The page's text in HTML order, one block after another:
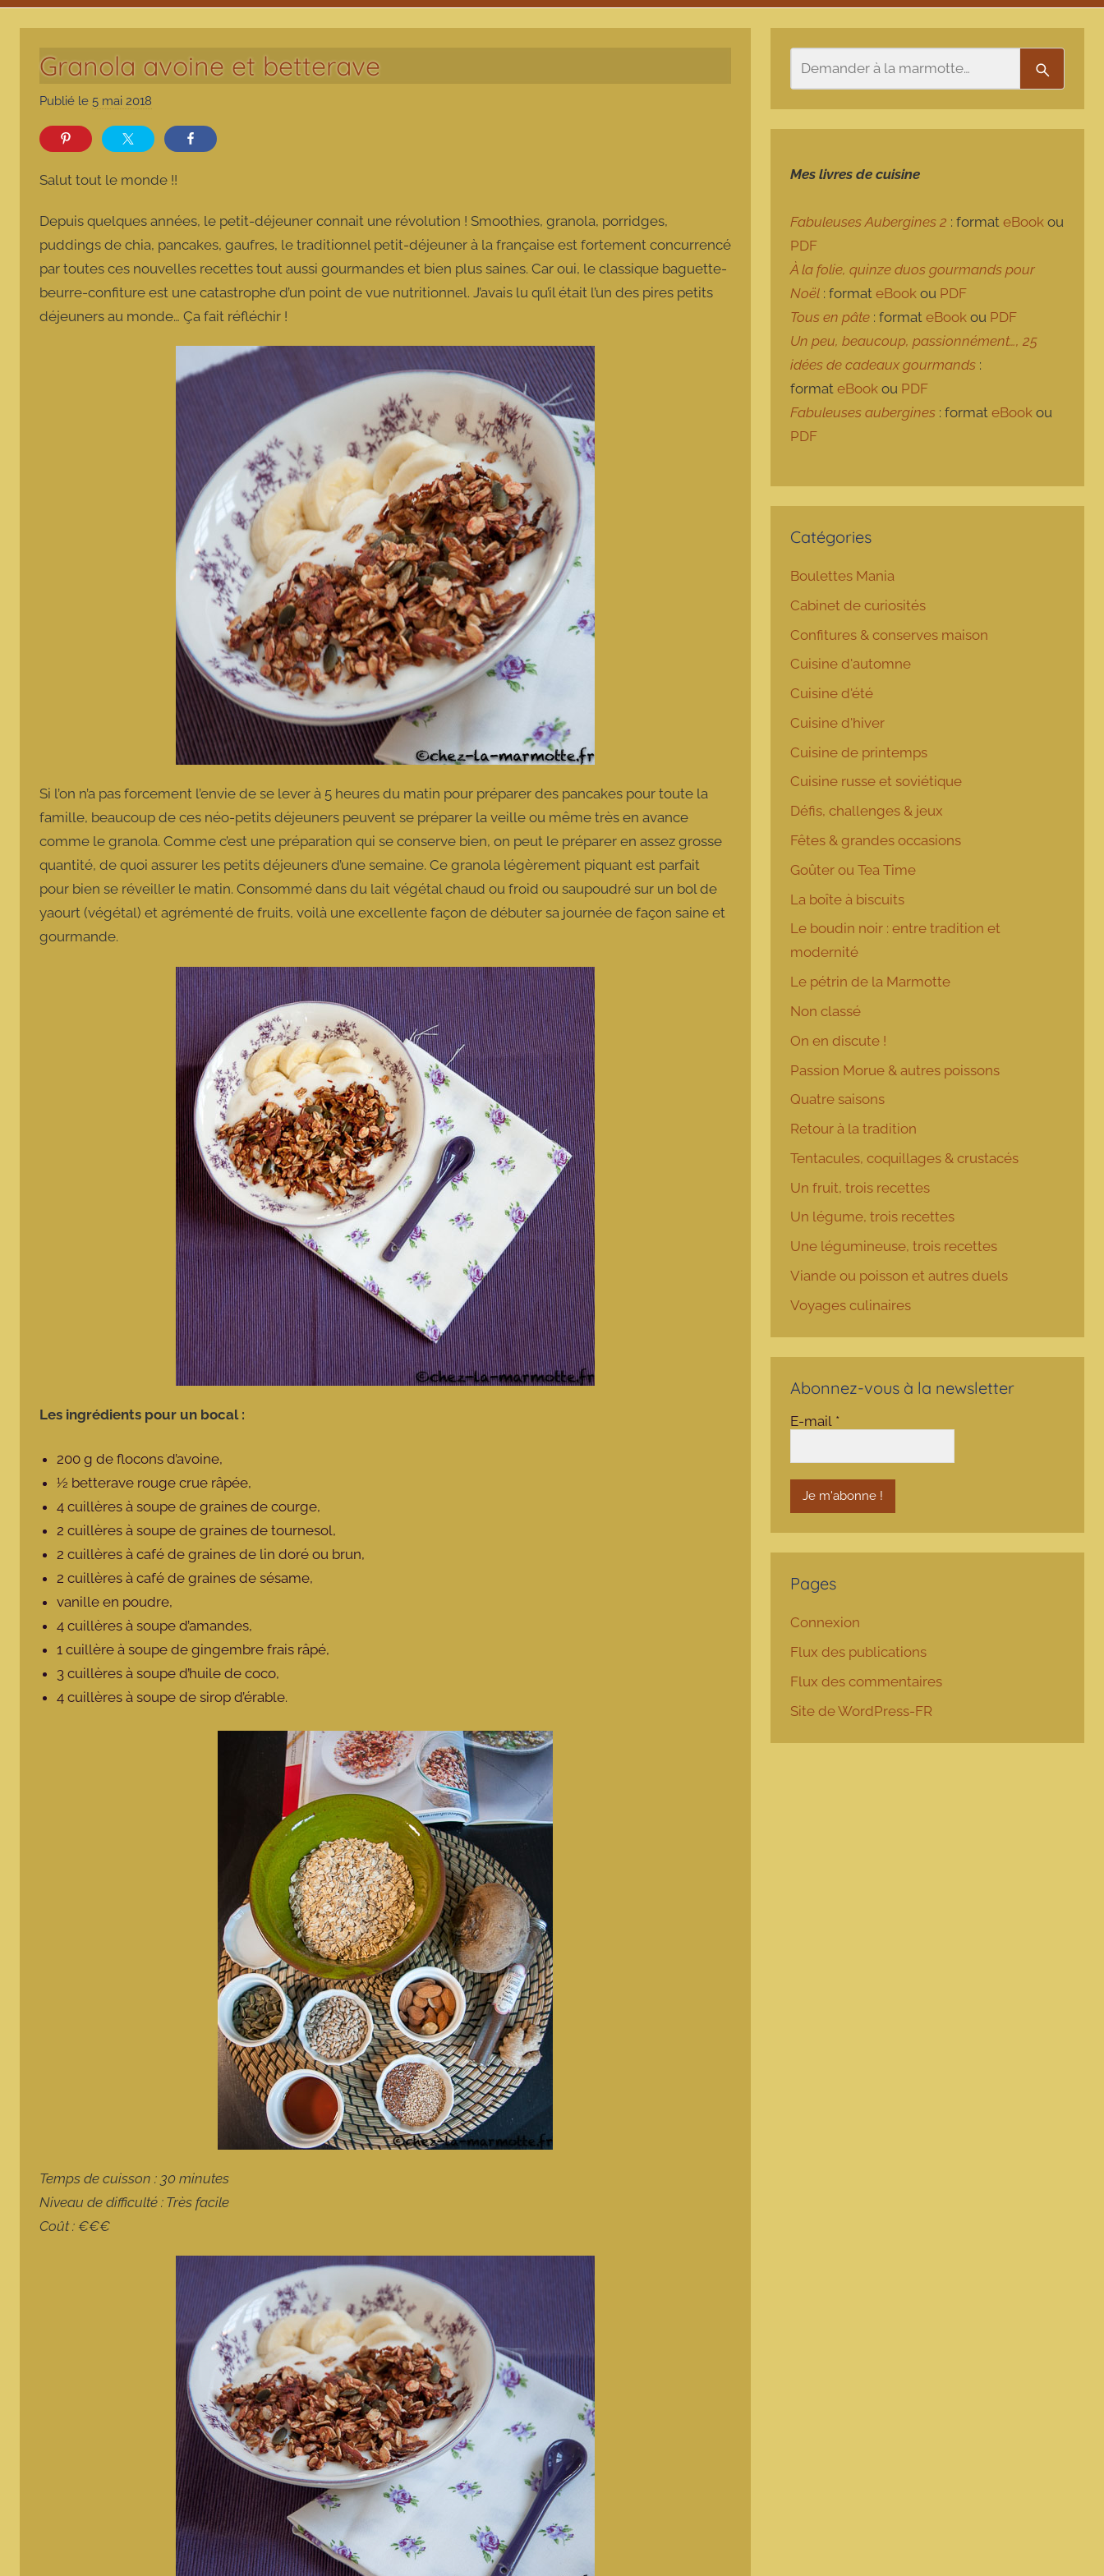
Granola avoine et betterave
Publié le 5 mai 2018
r
a
m
o
t
t
e
Salut tout le monde !!
Depuis quelques années, le petit-déjeuner connait une révolution ! Smoothies, granola, porridges,
puddings de chia, pancakes, gaufres, le traditionnel petit-déjeuner à la française est fortement concurrencé
par toutes ces nouvelles recettes tout aussi gourmandes et bien plus saines. Car oui, le classique baguette-
beurre-confiture est une catastrophe d’un point de vue nutritionnel. J’avais lu qu’il était l’un des pires petits
déjeuners au monde… Ça fait réfléchir !
Si l’on n’a pas forcement l’envie de se lever à 5 heures du matin pour préparer des pancakes pour toute la
famille, beaucoup de ces néo-petits déjeuners peuvent se préparer la veille ou même très en avance
comme le granola. Comme c’est une préparation qui se conserve bien, on peut le préparer en assez grosse
quantité, de quoi assurer les petits déjeuners d’une semaine. Ce granola légèrement piquant est parfait
pour bien se réveiller le matin. Consommé dans du lait végétal chaud ou froid ou saupoudré sur un bol de
yaourt (végétal) et agrémenté de fruits, voilà une excellente façon de débuter sa journée de façon saine et
gourmande.
Les ingrédients pour un bocal :
200 g de flocons d’avoine,
½ betterave rouge crue râpée,
4 cuillères à soupe de graines de courge,
2 cuillères à soupe de graines de tournesol,
2 cuillères à café de graines de lin doré ou brun,
2 cuillères à café de graines de sésame,
vanille en poudre,
4 cuillères à soupe d’amandes,
1 cuillère à soupe de gingembre frais râpé,
3 cuillères à soupe d’huile de coco,
4 cuillères à soupe de sirop d’érable.
Temps de cuisson : 30 minutes
Niveau de difficulté : Très facile
Coût : €€€
Mes livres de cuisine
Fabuleuses Aubergines 2 : formateBook ou
PDF
À la folie, quinze duos gourmands pour
Noël : formateBook ou PDF
Tous en pâte : formateBook ou PDF
Un peu, beaucoup, passionnément…, 25
idées de cadeaux gourmands :
formateBook ou PDF
Fabuleuses aubergines : formateBook ou
PDF
Catégories
Boulettes Mania
Cabinet de curiosités
Confitures & conserves maison
Cuisine d'automne
Cuisine d'été
Cuisine d'hiver
Cuisine de printemps
Cuisine russe et soviétique
Défis, challenges & jeux
Fêtes & grandes occasions
Goûter ou Tea Time
La boîte à biscuits
Le boudin noir : entre tradition et
modernité
Le pétrin de la Marmotte
Non classé
On en discute !
Passion Morue & autres poissons
Quatre saisons
Retour à la tradition
Tentacules, coquillages & crustacés
Un fruit, trois recettes
Un légume, trois recettes
Une légumineuse, trois recettes
Viande ou poisson et autres duels
Voyages culinaires
Abonnez-vous à la newsletter
E-mail *
Pages
Connexion
Flux des publications
Flux des commentaires
Site de WordPress-FR